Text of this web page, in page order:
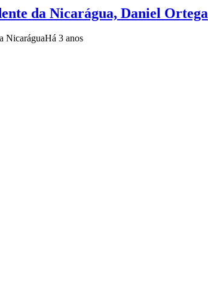
da Nicarágua, Daniel Ortega
NicaráguaHá 3 anos